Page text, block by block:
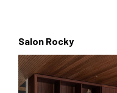
Salon Rocky